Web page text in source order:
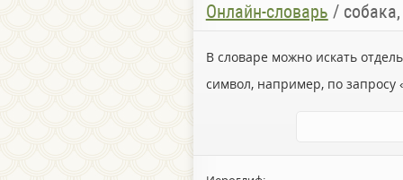
Онлайн-словарь /
В словаре можно искать
символ, например, по запросу